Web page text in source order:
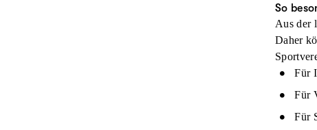
So
Aus der
Daher
Für
Für
Für